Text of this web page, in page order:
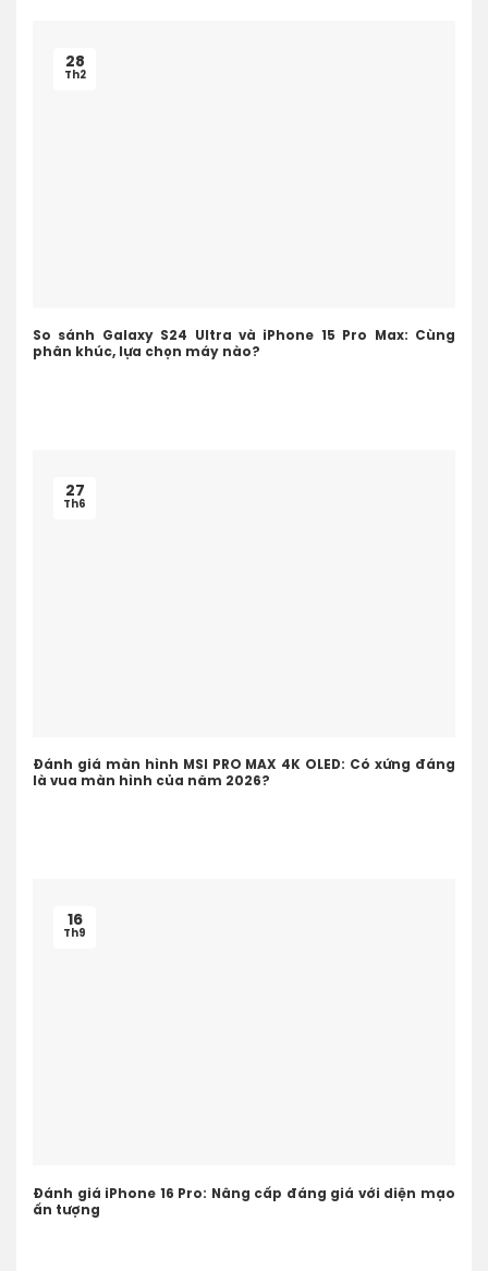
So sánh Galaxy S24 Ultra và iPhone 15 Pro Max: Cùng
phân khúc, lựa chọn máy nào?
28
Th2
Đánh giá màn hình MSI PRO MAX 4K OLED: Có xứng đáng
là vua màn hình của năm 2026?
27
Th6
Đánh giá iPhone 16 Pro: Nâng cấp đáng giá với diện mạo
ấn tượng
16
Th9